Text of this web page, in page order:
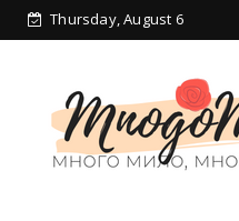
Thursday, August 6
Златотърсачки - как да